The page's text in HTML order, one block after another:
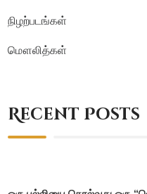
நிழற்படங்கள்
மௌலித்கள்
Recent Posts